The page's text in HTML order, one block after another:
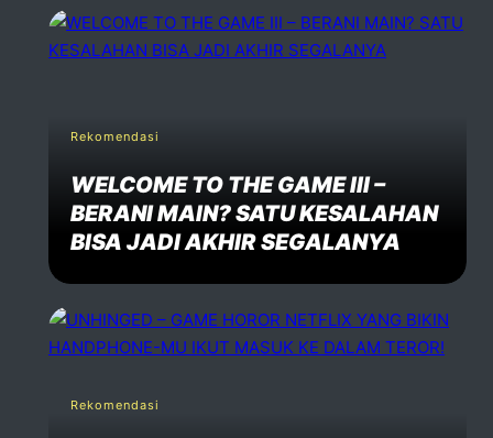
Rekomendasi
WELCOME TO THE GAME III –
BERANI MAIN? SATU KESALAHAN
BISA JADI AKHIR SEGALANYA
Rekomendasi